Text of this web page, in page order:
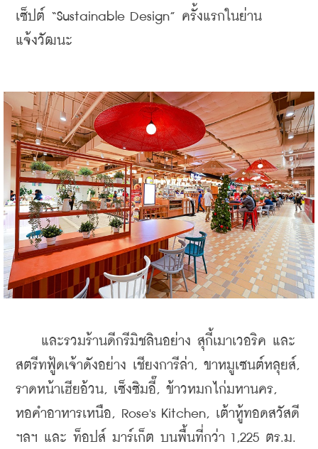
เซ็ปต์ “Sustainable Design” ครั้งแรกในย่าน
แจ้งวัฒนะ
และรวมร้านดีกรีมิชลินอย่าง สุกี้เมาเวอริค และ
สตรีทฟู้ดเจ้าดังอย่าง เชียงการีล่า, ขาหมูเซนต์หลุยส์,
ราดหน้าเฮียอ้วน, เซ็งซิมอี๊, ข้าวหมกไก่มหานคร,
หอคำอาหารเหนือ, Rose's Kitchen, เต้าหู้ทอดสวัสดี
ฯลฯ และ ท็อปส์ มาร์เก็ต บนพื้นที่กว่า 1,225 ตร.ม.